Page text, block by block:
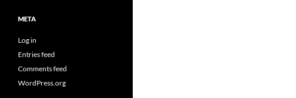
META
Log in
Entries feed
Comments feed
WordPress.org